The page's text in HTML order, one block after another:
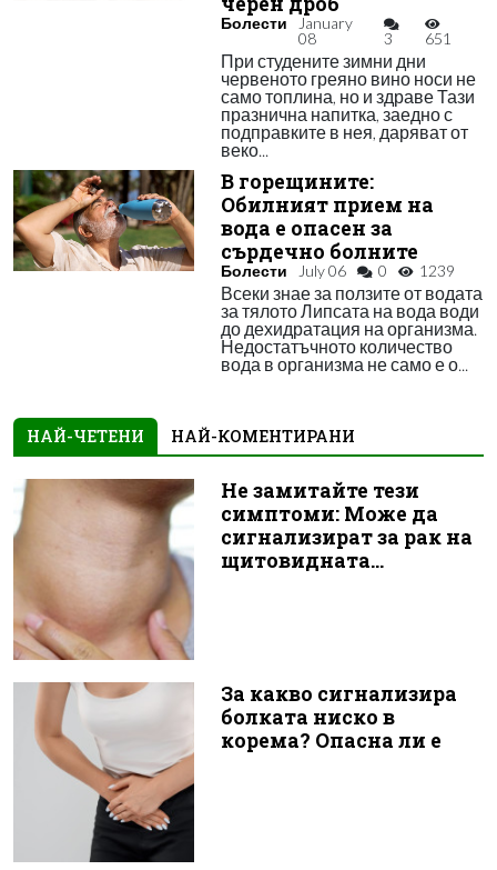
Болести
January
08
3 651
При студените зимни дни
червеното греяно вино носи не
само топлина, но и здраве Тази
празнична напитка, заедно с
подправките в нея, даряват от
веко...
В горещините:
Обилният прием на
вода е опасен за
сърдечно болните
Болести July 06 0 1239
Всеки знае за ползите от водата
за тялото Липсата на вода води
до дехидратация на организма.
Недостатъчното количество
вода в организма не само е о...
НАЙ-ЧЕТЕНИ НАЙ-КОМЕНТИРАНИ
Не замитайте тези
симптоми: Може да
сигнализират за рак на
щитовидната...
За какво сигнализира
болката ниско в
корема? Опасна ли е